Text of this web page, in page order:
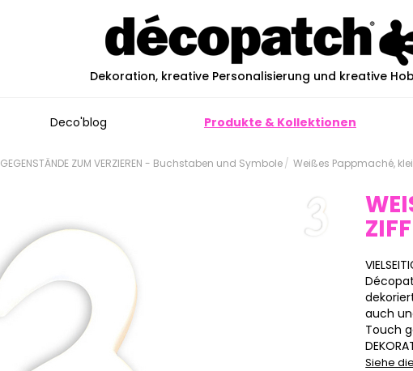
Dekoration, kreative Personalisierung und kreative
Deco'blog Produkte & Kollektionen
GEGENSTÄNDE ZUM VERZIEREN - Buchstaben und Symbole Weißes Pappmaché,
auch
Touch
Siehe